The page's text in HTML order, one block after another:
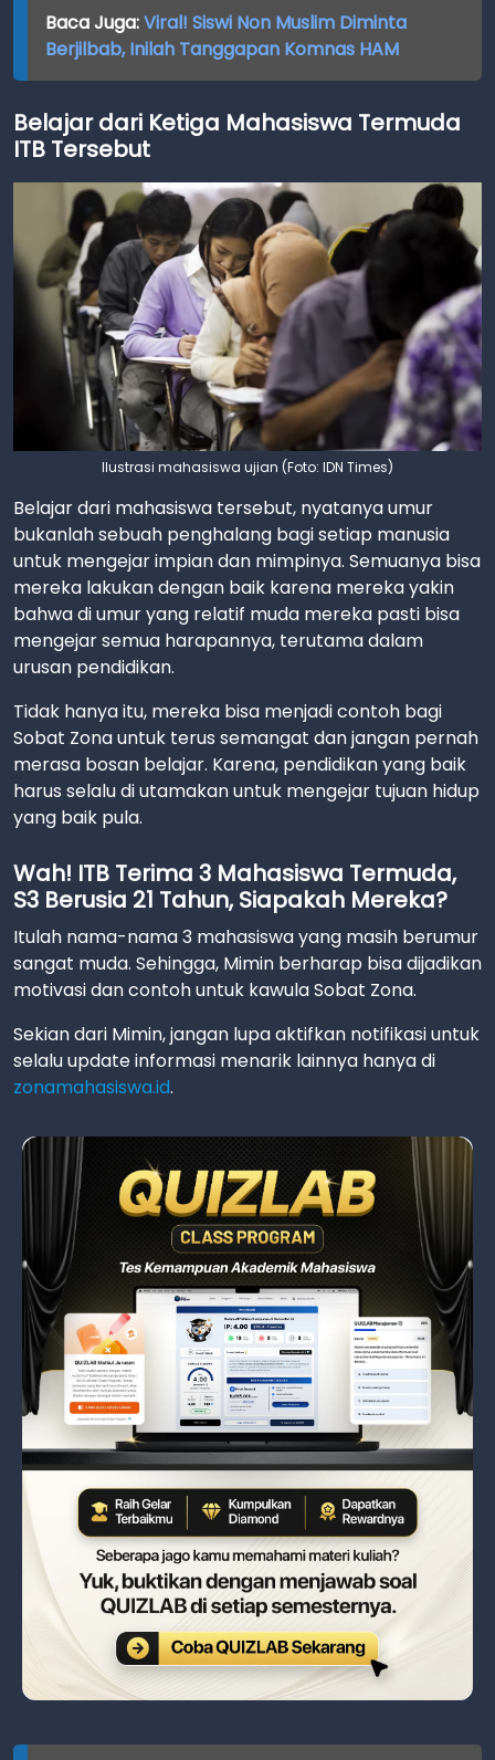
Baca Juga:Viral! Siswi Non Muslim Diminta
Berjilbab, Inilah Tanggapan Komnas HAM
Belajar dari Ketiga Mahasiswa Termuda
ITB Tersebut
Ilustrasi mahasiswa ujian (Foto: IDN Times)
Belajar dari mahasiswa tersebut, nyatanya umur
bukanlah sebuah penghalang bagi setiap manusia
untuk mengejar impian dan mimpinya. Semuanya bisa
mereka lakukan dengan baik karena mereka yakin
bahwa di umur yang relatif muda mereka pasti bisa
mengejar semua harapannya, terutama dalam
urusan pendidikan.
Tidak hanya itu, mereka bisa menjadi contoh bagi
Sobat Zona untuk terus semangat dan jangan pernah
merasa bosan belajar. Karena, pendidikan yang baik
harus selalu di utamakan untuk mengejar tujuan hidup
yang baik pula.
Wah! ITB Terima 3 Mahasiswa Termuda,
S3 Berusia 21 Tahun, Siapakah Mereka?
Itulah nama-nama 3 mahasiswa yang masih berumur
sangat muda. Sehingga, Mimin berharap bisa dijadikan
motivasi dan contoh untuk kawula Sobat Zona.
Sekian dari Mimin, jangan lupa aktifkan notifikasi untuk
selalu update informasi menarik lainnya hanya di
zonamahasiswa.id.